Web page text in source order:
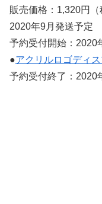
販売価格：1,320円（
2020年9月発送予定
予約受付開始：2020
●アクリルロゴディ
予約受付終了：2020